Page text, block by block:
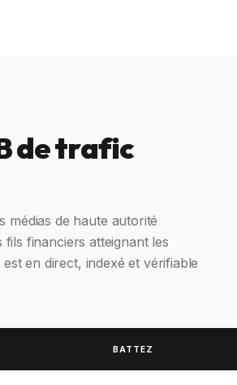
de trafic
médias de haute autorité
financiers atteignant les
en direct, indexé et vérifiable
BATTEZ